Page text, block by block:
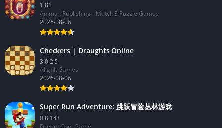
1.81
Animan Publishing - Match 3 Puzzle Games
2026-08-06
Checkers | Draughts Online
3.0.2.5
AlignIt Games
2026-08-06
Super Run Adventure: 跳跃冒险丛林游戏
0.8.143
Dream Cool Game